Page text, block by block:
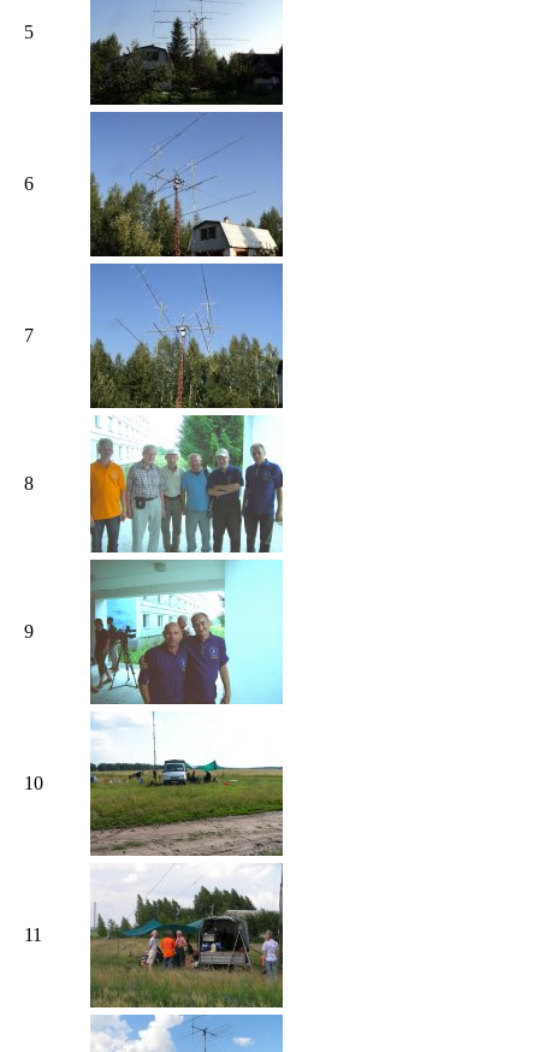
5
6
7
8
9
10
11